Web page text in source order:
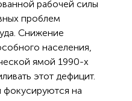
рабочей силы
проблем
Снижение
населения,
ямой 1990-х
этот дефицит.
фокусируются на